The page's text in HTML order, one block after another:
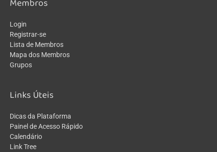
Membros
Login
Registrar-se
Lista de Membros
Mapa dos Membros
Grupos
Links Úteis
Dicas da Plataforma
Painel de Acesso Rápido
Calendário
Link Tree